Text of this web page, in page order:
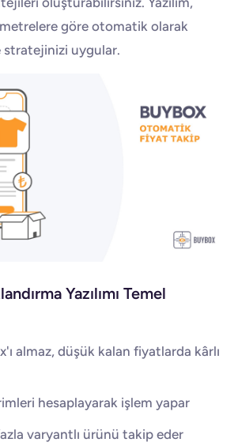
göre otomatik olarak
stratejinizi uygular.
Yazılımı Temel
almaz, düşük kalan fiyatlarda kârlı
hesaplayarak işlem yapar
varyantlı ürünü takip eder